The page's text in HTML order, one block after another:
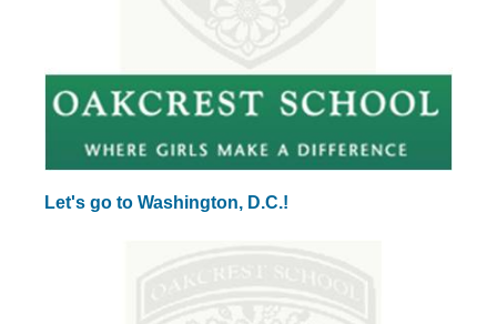
Let's go to Washington, D.C.!